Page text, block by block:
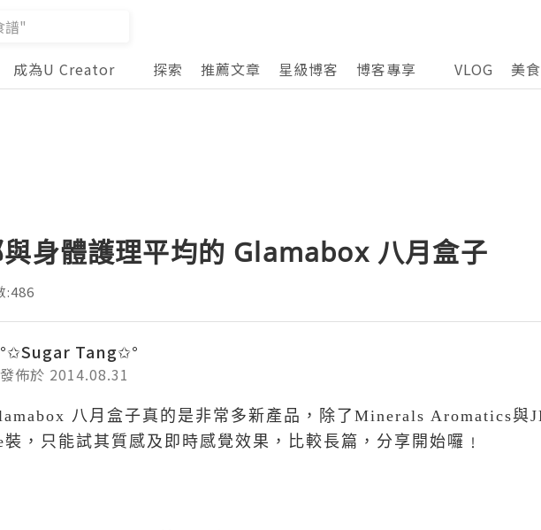
成為U Creator 探索 推薦文章 星級博客 博客專享 VLOG 美食
身體護理平均的 Glamabox 八月盒子
:486
°✩Sugar Tang✩°
發佈於 2014.08.31
八月盒子真的是非常多新產品，除了Minerals Aromatics與
裝，只能試其質感及即時感覺效果，比較長篇，分享開始囉﹗